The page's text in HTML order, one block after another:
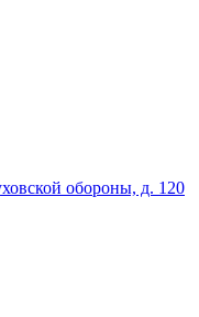
обороны, д. 120